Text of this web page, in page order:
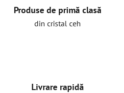
Produse de primă clasă
din cristal ceh
Livrare rapidă